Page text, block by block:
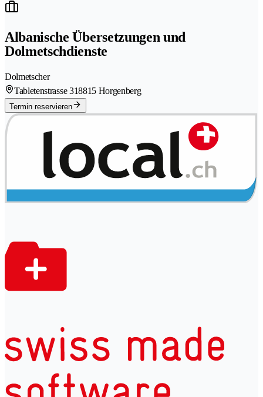
Albanische Übersetzungen und
Dolmetschdienste
Dolmetscher
Tabletenstrasse 318815 Horgenberg
Termin reservieren